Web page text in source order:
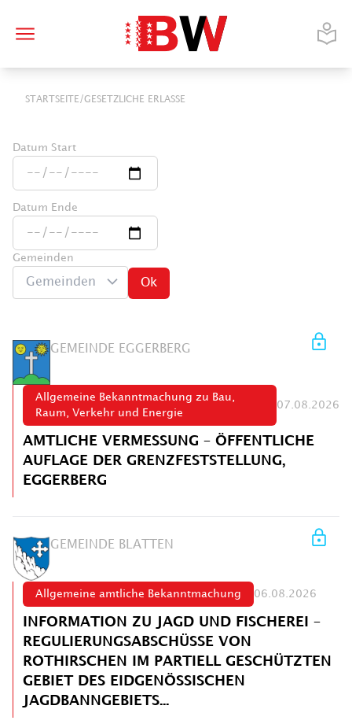
STARTSEITE /GESETZLICHE ERLASSE
Datum Start
Datum Ende
Gemeinden
Gemeinden Ok
GEMEINDE EGGERBERG
Allgemeine Bekanntmachung zu Bau,
Raum, Verkehr und Energie
07.08.2026
AMTLICHE VERMESSUNG – ÖFFENTLICHE
AUFLAGE DER GRENZFESTSTELLUNG,
EGGERBERG
GEMEINDE BLATTEN
Allgemeine amtliche Bekanntmachung 06.08.2026
INFORMATION ZU JAGD UND FISCHEREI –
REGULIERUNGSABSCHÜSSE VON
ROTHIRSCHEN IM PARTIELL GESCHÜTZTEN
GEBIET DES EIDGENÖSSISCHEN
JAGDBANNGEBIETS...